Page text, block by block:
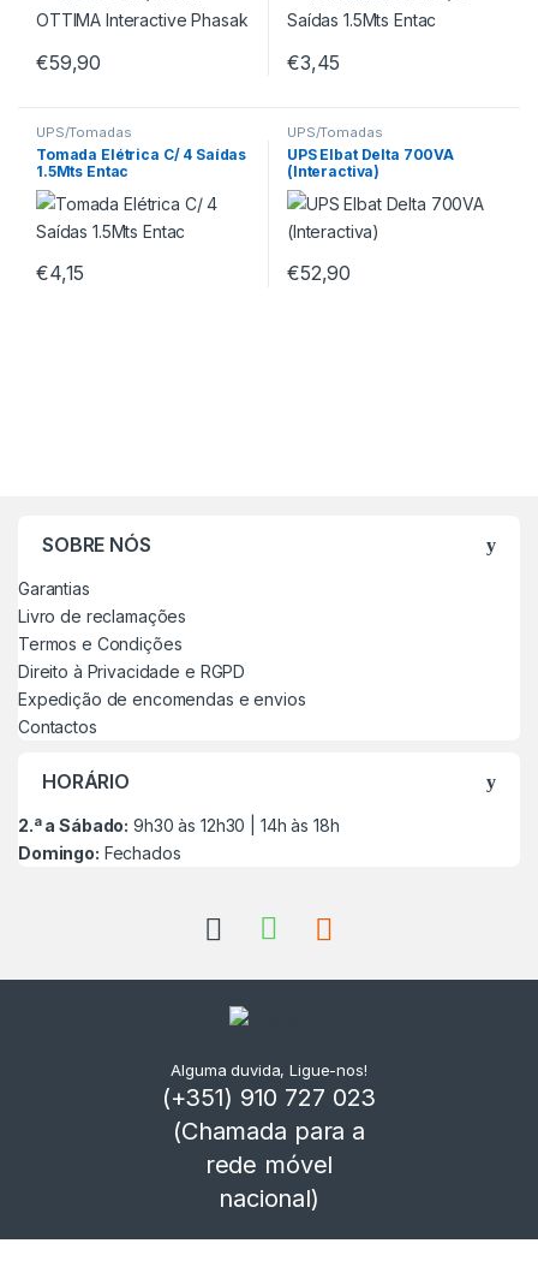
€59,90 €3,45
UPS/Tomadas
Tomada Elétrica C/ 4 Saídas
1.5Mts Entac
€4,15
UPS/Tomadas
UPS Elbat Delta 700VA
(Interactiva)
€52,90
SOBRE NÓS
Garantias
Livro de reclamações
Termos e Condições
Direito à Privacidade e RGPD
Expedição de encomendas e envios
Contactos
HORÁRIO
2.ª a Sábado: 9h30 às 12h30 | 14h às 18h
Domingo: Fechados
Alguma duvida, Ligue-nos!
(+351) 910 727 023
(Chamada para a
rede móvel
nacional)